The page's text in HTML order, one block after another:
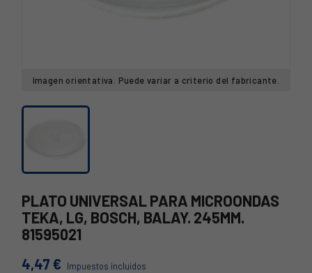
Imagen orientativa. Puede variar a criterio del fabricante.
PLATO UNIVERSAL PARA MICROONDAS
TEKA, LG, BOSCH, BALAY. 245MM.
81595021
4,47 € Impuestos incluidos